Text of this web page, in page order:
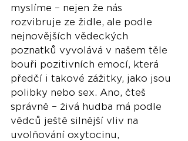
myslíme – nejen že nás
rozvibruje ze židle, ale podle
nejnovějších vědeckých
poznatků vyvolává v našem těle
bouři pozitivních emocí, která
předčí i takové zážitky, jako jsou
polibky nebo sex. Ano, čteš
správně – živá hudba má podle
vědců ještě silnější vliv na
uvolňování oxytocinu,